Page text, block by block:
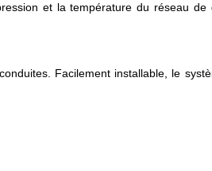
et la température du réseau
Facilement installable, le